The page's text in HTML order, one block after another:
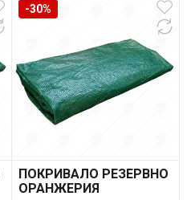
-30%
ПОКРИВАЛО РЕЗЕРВНО
ОРАНЖЕРИЯ